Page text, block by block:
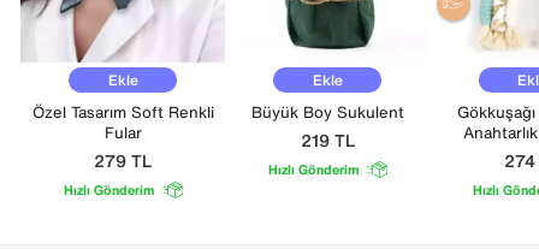
Ekle
Özel Tasarım Soft Renkli
Fular
279TL
Hızlı Gönderim
Ekle
Büyük Boy Sukulent
219TL
Hızlı Gönderim
Hızlı